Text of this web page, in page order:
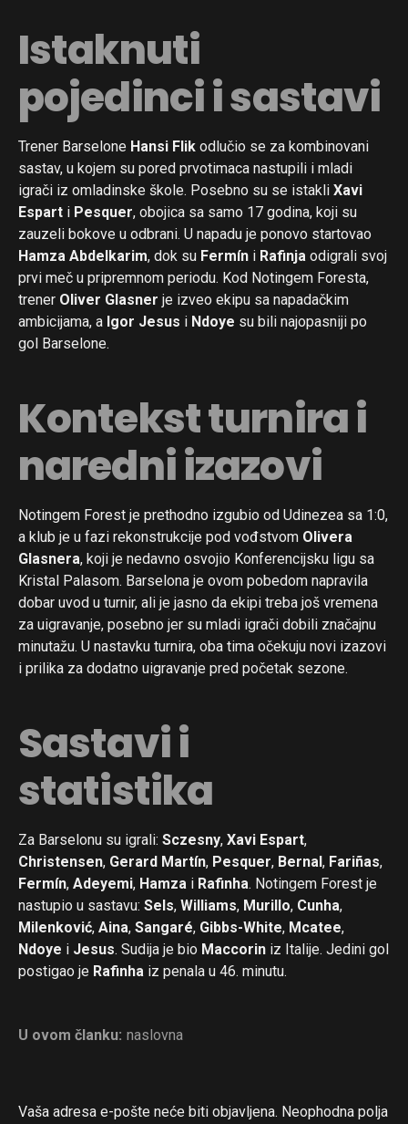
Istaknuti
pojedinci i sastavi
Trener Barselone Hansi Flik odlučio se za kombinovani
sastav, u kojem su pored prvotimaca nastupili i mladi
igrači iz omladinske škole. Posebno su se istakli Xavi
Espart i Pesquer, obojica sa samo 17 godina, koji su
zauzeli bokove u odbrani. U napadu je ponovo startovao
Hamza Abdelkarim, dok su Fermín i Rafinja odigrali svoj
prvi meč u pripremnom periodu. Kod Notingem Foresta,
trener Oliver Glasner je izveo ekipu sa napadačkim
ambicijama, a Igor Jesus i Ndoye su bili najopasniji po
gol Barselone.
Kontekst turnira i
naredni izazovi
Notingem Forest je prethodno izgubio od Udinezea sa 1:0,
a klub je u fazi rekonstrukcije pod vođstvom Olivera
Glasnera, koji je nedavno osvojio Konferencijsku ligu sa
Kristal Palasom. Barselona je ovom pobedom napravila
dobar uvod u turnir, ali je jasno da ekipi treba još vremena
za uigravanje, posebno jer su mladi igrači dobili značajnu
minutažu. U nastavku turnira, oba tima očekuju novi izazovi
i prilika za dodatno uigravanje pred početak sezone.
Sastavi i
statistika
Za Barselonu su igrali: Sczesny, Xavi Espart,
Christensen, Gerard Martín, Pesquer, Bernal, Fariñas,
Fermín, Adeyemi, Hamza i Rafinha. Notingem Forest je
nastupio u sastavu: Sels, Williams, Murillo, Cunha,
Milenković, Aina, Sangaré, Gibbs-White, Mcatee,
Ndoye i Jesus. Sudija je bio Maccorin iz Italije. Jedini gol
postigao je Rafinha iz penala u 46. minutu.
U ovom članku: naslovna
Vaša adresa e-pošte neće biti objavljena. Neophodna polja